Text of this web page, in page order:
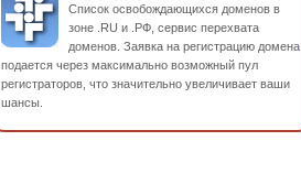
Список освобождающихся доменов в
зоне .RU и .РФ, сервис перехвата
доменов. Заявка на регистрацию домена
подается через максимально возможный пул
регистраторов, что значительно увеличивает ваши
шансы.